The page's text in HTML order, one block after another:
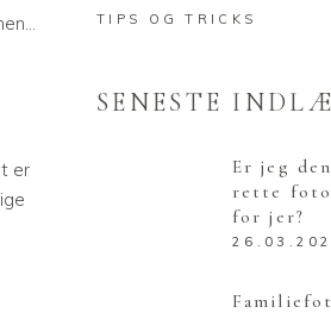
er
TIPS OG TRICKS
SENESTE
Er jeg den
rette
for jer?